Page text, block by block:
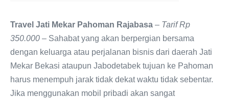
Travel Jati Mekar Pahoman Rajabasa – Tarif Rp
350.000 – Sahabat yang akan berpergian bersama
dengan keluarga atau perjalanan bisnis dari daerah Jati
Mekar Bekasi ataupun Jabodetabek tujuan ke Pahoman
harus menempuh jarak tidak dekat waktu tidak sebentar.
Jika menggunakan mobil pribadi akan sangat